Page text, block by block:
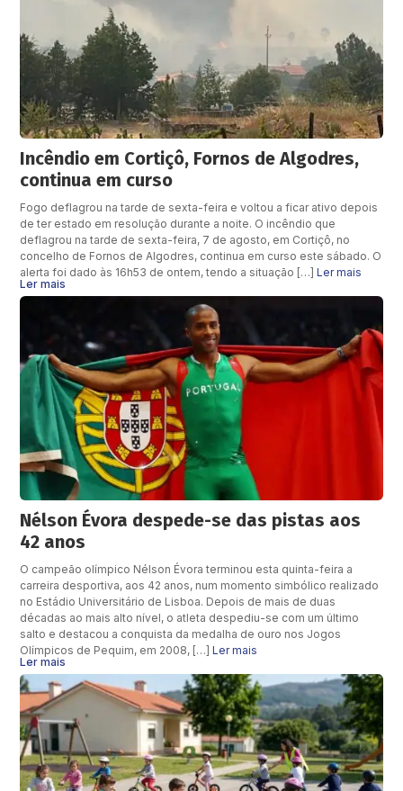
Incêndio em Cortiçô, Fornos de Algodres,
continua em curso
Fogo deflagrou na tarde de sexta-feira e voltou a ficar ativo depois
de ter estado em resolução durante a noite. O incêndio que
deflagrou na tarde de sexta-feira, 7 de agosto, em Cortiçô, no
concelho de Fornos de Algodres, continua em curso este sábado. O
alerta foi dado às 16h53 de ontem, tendo a situação […]Ler mais
Ler mais
Nélson Évora despede-se das pistas aos
42 anos
O campeão olímpico Nélson Évora terminou esta quinta-feira a
carreira desportiva, aos 42 anos, num momento simbólico realizado
no Estádio Universitário de Lisboa. Depois de mais de duas
décadas ao mais alto nível, o atleta despediu-se com um último
salto e destacou a conquista da medalha de ouro nos Jogos
Olímpicos de Pequim, em 2008, […]Ler mais
Ler mais